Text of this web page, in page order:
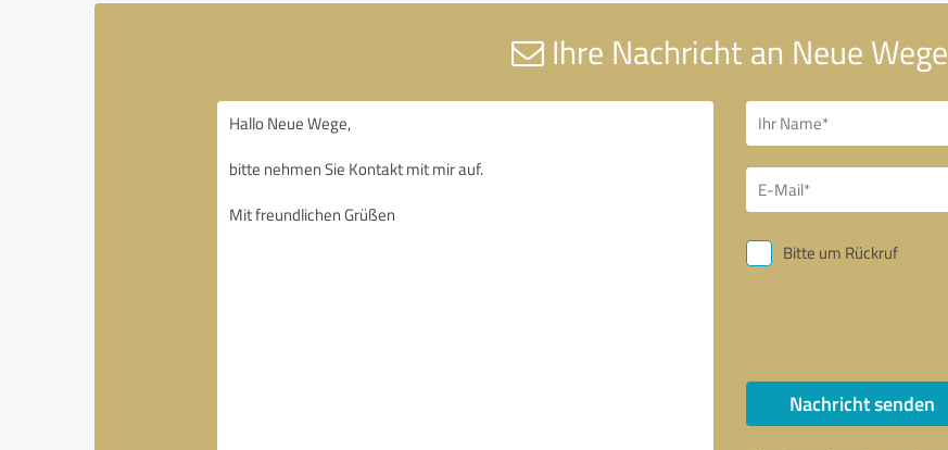
Ihre Nachricht an Neue Wege
Bitte um Rückruf
Nachricht senden